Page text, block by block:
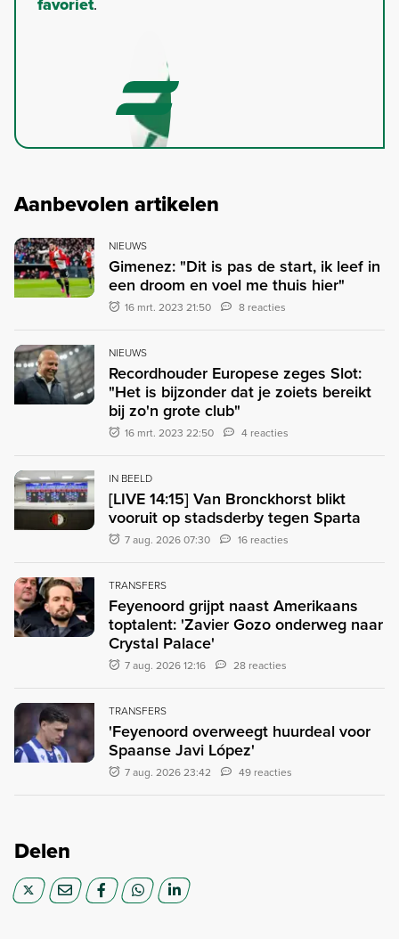
Aanbevolen artikelen
NIEUWS
Gimenez: "Dit is pas de start, ik leef in
een droom en voel me thuis hier"
16 mrt. 2023 21:50 8 reacties
NIEUWS
Recordhouder Europese zeges Slot:
"Het is bijzonder dat je zoiets bereikt
bij zo'n grote club"
16 mrt. 2023 22:50 4 reacties
IN BEELD
[LIVE 14:15] Van Bronckhorst blikt
vooruit op stadsderby tegen Sparta
7 aug. 2026 07:30 16 reacties
TRANSFERS
Feyenoord grijpt naast Amerikaans
toptalent: 'Zavier Gozo onderweg naar
Crystal Palace'
7 aug. 2026 12:16 28 reacties
TRANSFERS
'Feyenoord overweegt huurdeal voor
Spaanse Javi López'
7 aug. 2026 23:42 49 reacties
Delen